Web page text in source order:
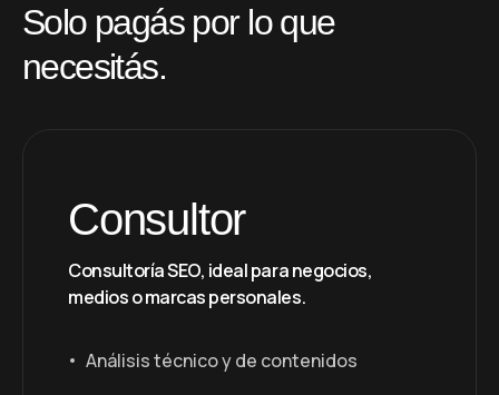
Solo pagás por lo que
necesitás.
Consultor
Consultoría SEO, ideal para negocios,
medios o marcas personales.
Análisis técnico y de contenidos